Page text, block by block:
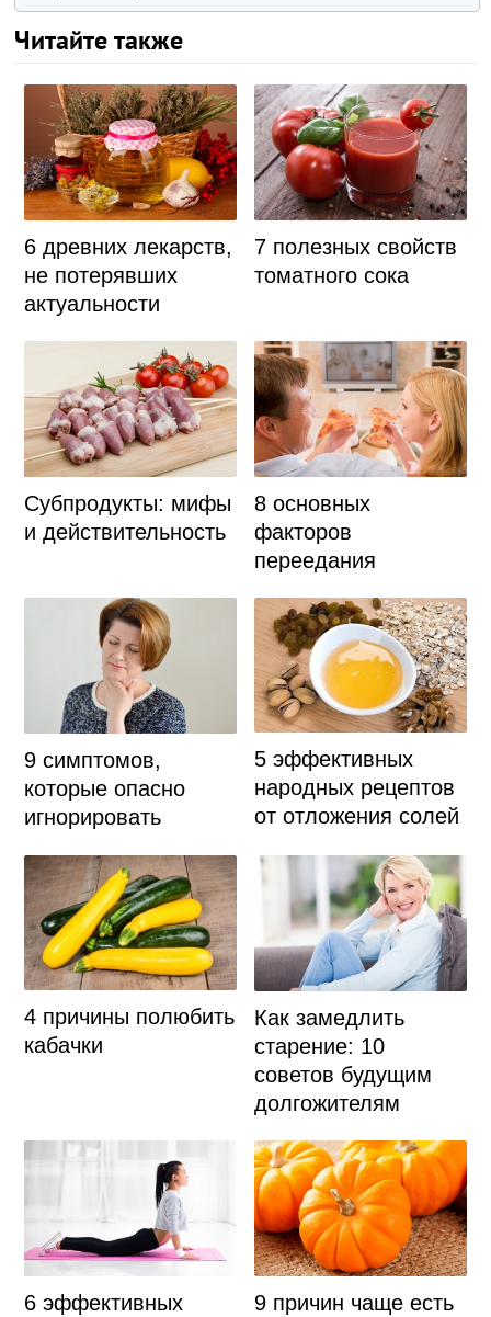
Читайте также
6 древних лекарств,
не потерявших
актуальности
7 полезных свойств
томатного сока
Субпродукты: мифы
и действительность
8 основных
факторов
переедания
9 симптомов,
которые опасно
игнорировать
5 эффективных
народных рецептов
от отложения солей
4 причины полюбить
кабачки
Как замедлить
старение: 10
советов будущим
долгожителям
6 эффективных
9 причин чаще есть